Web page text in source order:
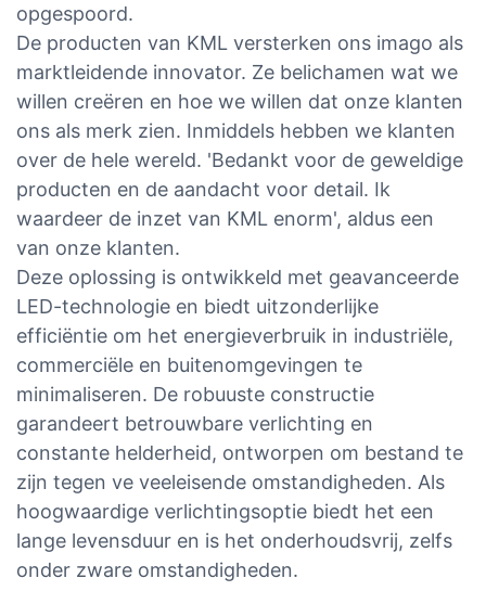
opgespoord.
De producten van KML versterken ons imago als
marktleidende innovator. Ze belichamen wat we
willen creëren en hoe we willen dat onze klanten
ons als merk zien. Inmiddels hebben we klanten
over de hele wereld. 'Bedankt voor de geweldige
producten en de aandacht voor detail. Ik
waardeer de inzet van KML enorm', aldus een
van onze klanten.
Deze oplossing is ontwikkeld met geavanceerde
LED-technologie en biedt uitzonderlijke
efficiëntie om het energieverbruik in industriële,
commerciële en buitenomgevingen te
minimaliseren. De robuuste constructie
garandeert betrouwbare verlichting en
constante helderheid, ontworpen om bestand te
zijn tegen ve veeleisende omstandigheden. Als
hoogwaardige verlichtingsoptie biedt het een
lange levensduur en is het onderhoudsvrij, zelfs
onder zware omstandigheden.